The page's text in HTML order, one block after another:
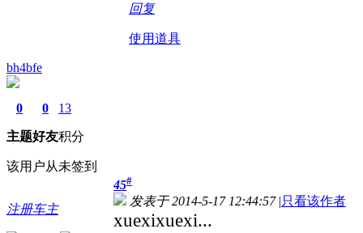
回复
使用道具
bh4bfe
0
主题
0
好友
13
积分
该用户从未签到
注册车主
45#
发表于 2014-5-17 12:44:57 |只看该作者
xuexixuexi...